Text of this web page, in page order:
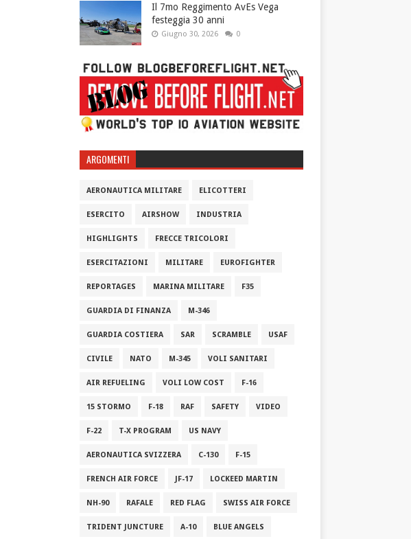
Il 7mo Reggimento AvEs Vega
festeggia 30 anni
Giugno 30, 2026 0
ARGOMENTI
AERONAUTICA MILITARE ELICOTTERI
ESERCITO AIRSHOW INDUSTRIA
HIGHLIGHTS FRECCE TRICOLORI
ESERCITAZIONI MILITARE EUROFIGHTER
REPORTAGES MARINA MILITARE F35
GUARDIA DI FINANZA M-346
GUARDIA COSTIERA SAR SCRAMBLE USAF
CIVILE NATO M-345 VOLI SANITARI
AIR REFUELING VOLI LOW COST F-16
15 STORMO F-18 RAF SAFETY VIDEO
F-22 T-X PROGRAM US NAVY
AERONAUTICA SVIZZERA C-130 F-15
FRENCH AIR FORCE JF-17 LOCKEED MARTIN
NH-90 RAFALE RED FLAG SWISS AIR FORCE
TRIDENT JUNCTURE A-10 BLUE ANGELS